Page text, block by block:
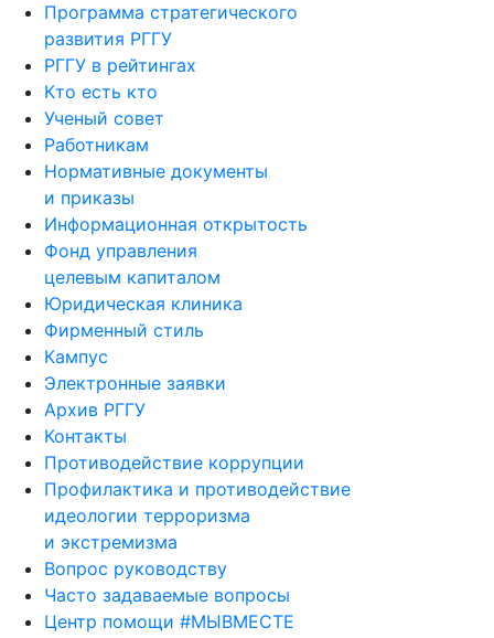
Программа стратегического
развития РГГУ
РГГУ в рейтингах
Кто есть кто
Ученый совет
Работникам
Нормативные документы
и приказы
Информационная открытость
Фонд управления
целевым капиталом
Юридическая клиника
Фирменный стиль
Кампус
Электронные заявки
Архив РГГУ
Контакты
Противодействие коррупции
Профилактика и противодействие
идеологии терроризма
и экстремизма
Вопрос руководству
Часто задаваемые вопросы
Центр помощи #МЫВМЕСТЕ